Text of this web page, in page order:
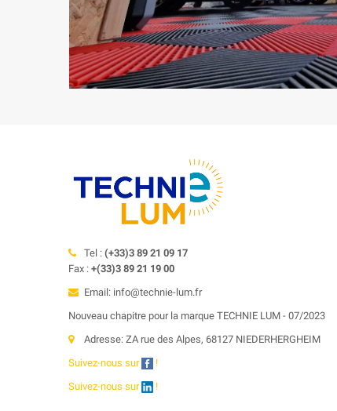
Tel : (+33)3 89 21 09 17
Fax : +(33)3 89 21 19 00
Email: info@technie-lum.fr
Nouveau chapitre pour la marque TECHNIE LUM - 07/2023
Adresse: ZA rue des Alpes, 68127 NIEDERHERGHEIM
Suivez-nous sur
!
Suivez-nous sur
!